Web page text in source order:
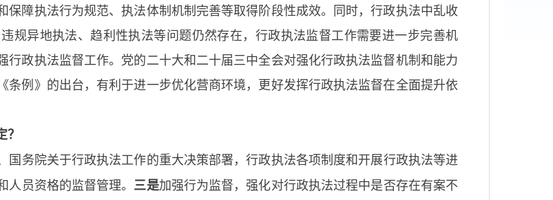
障执法行为规范、执法体制机制完善等取得阶段性成效。同时，行政执法中乱收
规异地执法、趋利性执法等问题仍然存在，行政执法监督工作需要进一步完善机
政执法监督工作。党的二十大和二十届三中全会对强化行政执法监督机制和能力
例》的出台，有利于进一步优化营商环境，更好发挥行政执法监督在全面提升依
国务院关于行政执法工作的重大决策部署，行政执法各项制度和开展行政执法等进
员资格的监督管理。 三是加强行为监督，强化对行政执法过程中是否存在有案不